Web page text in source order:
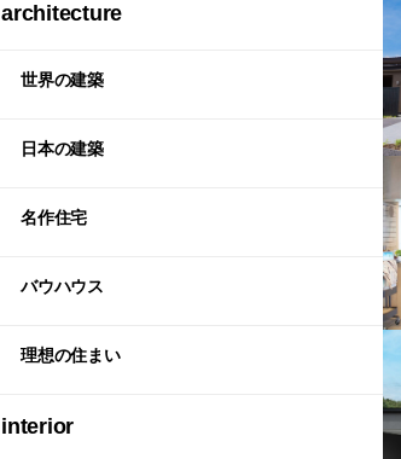
architecture
世界の建築
日本の建築
名作住宅
バウハウス
理想の住まい
interior